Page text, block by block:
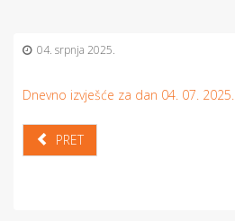
04. srpnja 2025.
Dnevno izvješće za dan 04. 07. 2025.
PRET